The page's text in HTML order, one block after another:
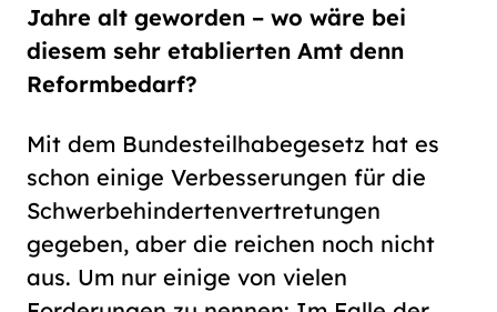
Jahre alt geworden – wo wäre bei
diesem sehr etablierten Amt denn
Reformbedarf?
Mit dem Bundesteilhabegesetz hat es
schon einige Verbesserungen für die
Schwerbehindertenvertretungen
gegeben, aber die reichen noch nicht
aus. Um nur einige von vielen